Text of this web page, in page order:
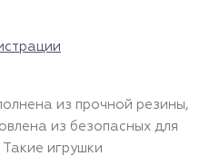
из прочной резины,
из безопасных для
игрушки